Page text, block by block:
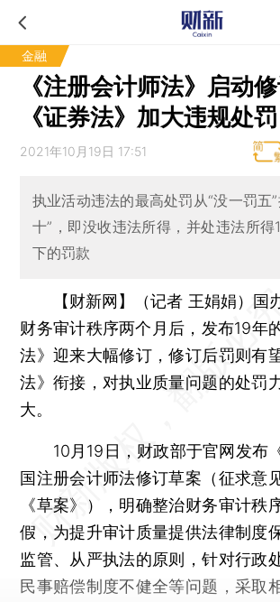
金融
《注册会计师法》启动
《证券法》加大违规处罚
2021年10月19日 17:51
执业活动违法的最高处罚从“没一罚五
十”，即没收违法所得，并处违法所得
下的罚款
【财新网】（记者 王娟娟） 国
财务审计秩序两个月后，发布19年
法》迎来大幅修订，修订后罚则有
法》衔接，对执业质量问题的处罚
大。
10月19日，财政部于官网发布
国注册会计师法修订草案（征求意
《草案》），明确整治财务审计秩
假，为提升审计质量提供法律制度
监管、从严执法的原则，针对行政
民事赔偿制度不健全等问题，采取